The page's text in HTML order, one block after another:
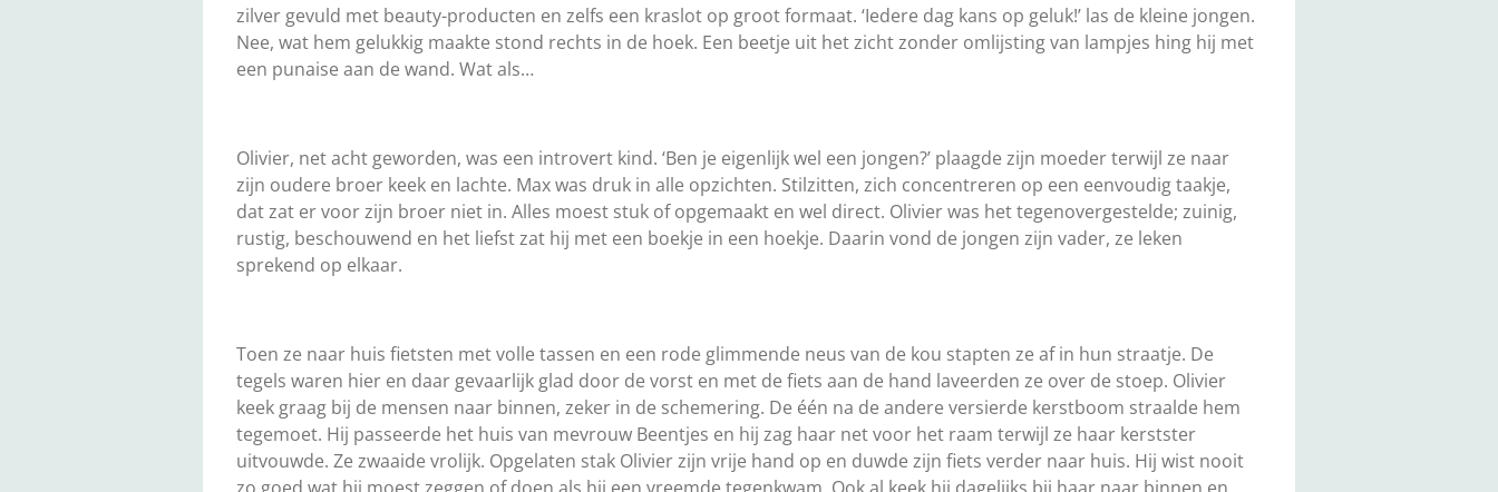
zilver gevuld met beauty-producten en zelfs een kraslot op groot formaat. ‘Iedere dag kans op geluk!’ las de kleine jongen.
Nee, wat hem gelukkig maakte stond rechts in de hoek. Een beetje uit het zicht zonder omlijsting van lampjes hing hij met
een punaise aan de wand. Wat als…
Olivier, net acht geworden, was een introvert kind. ‘Ben je eigenlijk wel een jongen?’ plaagde zijn moeder terwijl ze naar
zijn oudere broer keek en lachte. Max was druk in alle opzichten. Stilzitten, zich concentreren op een eenvoudig taakje,
dat zat er voor zijn broer niet in. Alles moest stuk of opgemaakt en wel direct. Olivier was het tegenovergestelde; zuinig,
rustig, beschouwend en het liefst zat hij met een boekje in een hoekje. Daarin vond de jongen zijn vader, ze leken
sprekend op elkaar.
Toen ze naar huis fietsten met volle tassen en een rode glimmende neus van de kou stapten ze af in hun straatje. De
tegels waren hier en daar gevaarlijk glad door de vorst en met de fiets aan de hand laveerden ze over de stoep. Olivier
keek graag bij de mensen naar binnen, zeker in de schemering. De één na de andere versierde kerstboom straalde hem
tegemoet. Hij passeerde het huis van mevrouw Beentjes en hij zag haar net voor het raam terwijl ze haar kerstster
uitvouwde. Ze zwaaide vrolijk. Opgelaten stak Olivier zijn vrije hand op en duwde zijn fiets verder naar huis. Hij wist nooit